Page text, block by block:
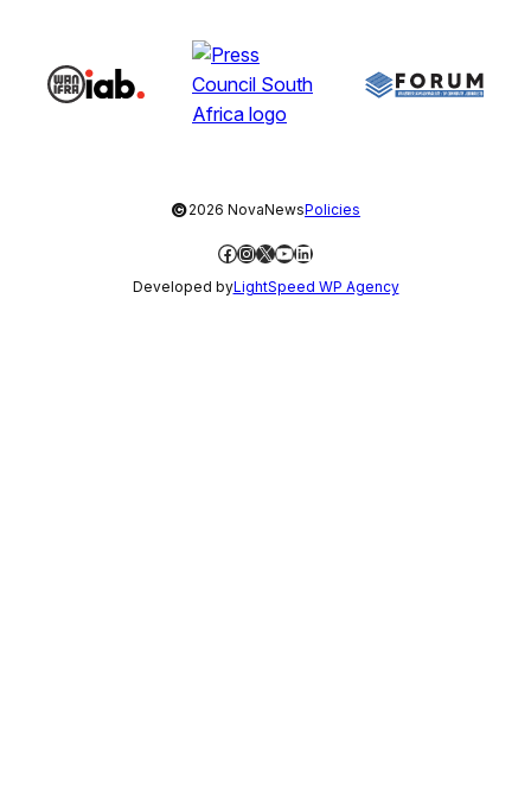
©2026 NovaNewsPolicies
Facebook
Instagram
X YouTube
LinkedIn
Developed byLightSpeed WP Agency